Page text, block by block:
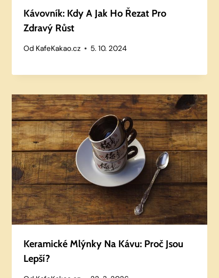
Kávovník: Kdy A Jak Ho Řezat Pro
Zdravý Růst
Od KafeKakao.cz 5. 10. 2024
Keramické Mlýnky Na Kávu: Proč Jsou
Lepší?